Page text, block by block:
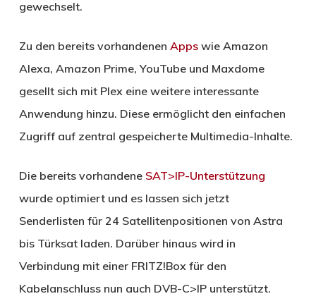
gewechselt.
Zu den bereits vorhandenen Appswie Amazon
Alexa, Amazon Prime, YouTube und Maxdome
gesellt sich mit Plex eine weitere interessante
Anwendung hinzu. Diese ermöglicht den einfachen
Zugriff auf zentral gespeicherte Multimedia-Inhalte.
Die bereits vorhandene SAT>IP-Unterstützung
wurde optimiert und es lassen sich jetzt
Senderlisten für 24 Satellitenpositionen von Astra
bis Türksat laden. Darüber hinaus wird in
Verbindung mit einer FRITZ!Box für den
Kabelanschluss nun auch DVB-C>IP unterstützt.